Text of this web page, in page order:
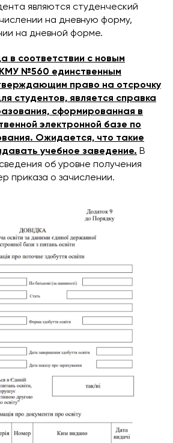
являются студенческий
на дневную форму,
на дневной форме.
в соответствии с новым
№560 единственным
право на отсрочку
студентов, является справка
сформированная в
электронной базе по
Ожидается, что такие
учебное заведение. В
об уровне получения
приказа о зачислении.